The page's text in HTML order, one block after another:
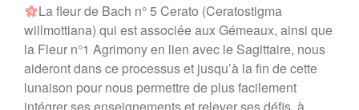
La fleur de Bach n° 5 Cerato (Ceratostigma
willmottiana) qui est associée aux Gémeaux, ainsi que
la Fleur n°1 Agrimony en lien avec le Sagittaire, nous
aideront dans ce processus et jusqu’à la fin de cette
lunaison pour nous permettre de plus facilement